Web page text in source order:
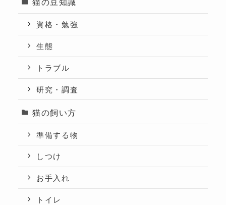
資格・勉強
生態
トラブル
研究・調査
猫の飼い方
準備する物
しつけ
お手入れ
トイレ